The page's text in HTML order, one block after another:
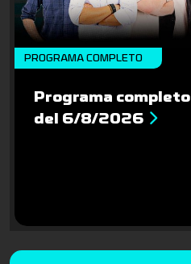
PROGRAMA COMPLETO
Programa completo
del 6/8/2026